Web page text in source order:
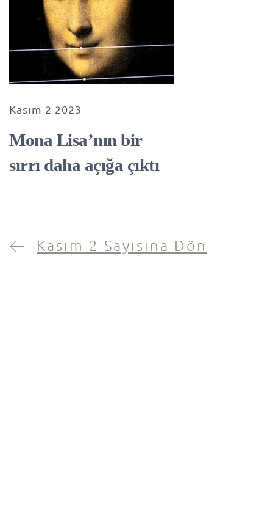
Kasım 2 2023
Mona Lisa’nın bir
sırrı daha açığa çıktı
Kasım 2 Sayısına Dön